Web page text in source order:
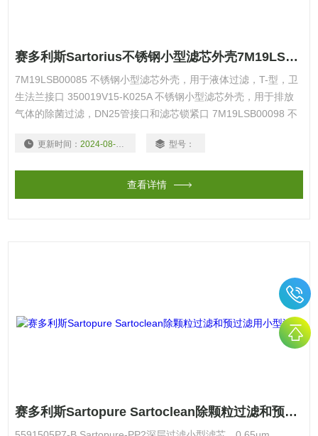
赛多利斯Sartorius不锈钢小型滤芯外壳7M19LSB00085 350019V15-K025A
7M19LSB00085 不锈钢小型滤芯外壳，用于液体过滤，T-型，卫
生法兰接口 350019V15-K025A 不锈钢小型滤芯外壳，用于排放
气体的除菌过滤，DN25管接口和滤芯锁紧口 7M19LSB00098 不
更新时间： 2024-08-18 型号：
查看详情
赛多利斯Sartopure Sartoclean除颗粒过滤和预过滤用小型滤芯